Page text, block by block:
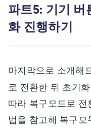
파트5: 기기 버
화 진행하기
마지막으로 소개해
로 전환한 뒤 초기
따라 복구모드로
법을 참고해 복구